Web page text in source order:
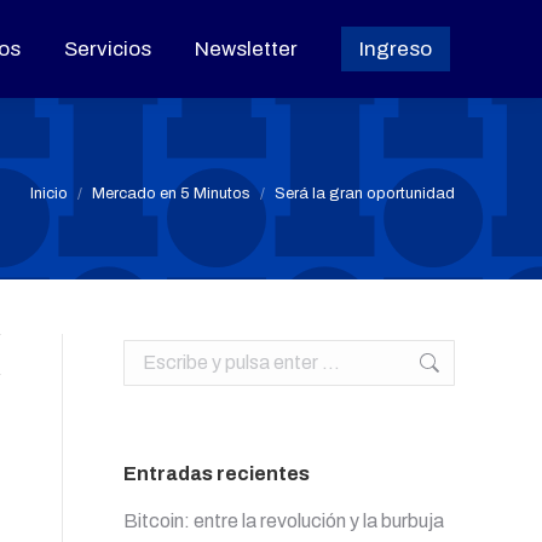
Servicios Newsletter Ingreso
Estás aquí:
Inicio Mercado en 5 Minutos Será la gran oportunidad
Buscar:
Entradas recientes
Bitcoin: entre la revolución y la burbuja
Servicios Newsletter Ingreso